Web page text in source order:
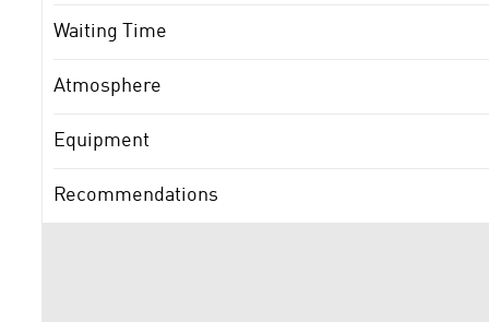
Waiting Time
Atmosphere
Equipment
Recommendations